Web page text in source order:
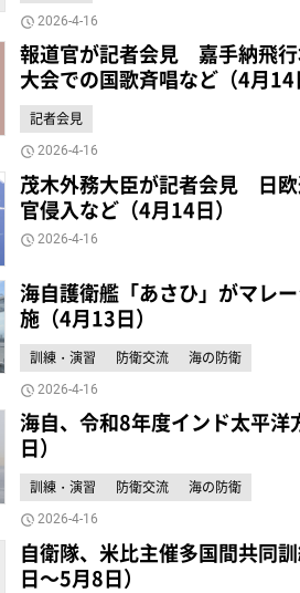
2026-4-16
報道官が記者会見 嘉手納飛
大会での国歌斉唱など（4月14
記者会見
2026-4-16
茂木外務大臣が記者会見 日
官侵入など（4月14日）
2026-4-16
海自護衛艦「あさひ」がマレ
施（4月13日）
訓練・演習 防衛交流 海の防衛
2026-4-16
海自、令和8年度インド太平
日）
訓練・演習 防衛交流 海の防衛
2026-4-16
自衛隊、米比主催多国間共同
日～5月8日）